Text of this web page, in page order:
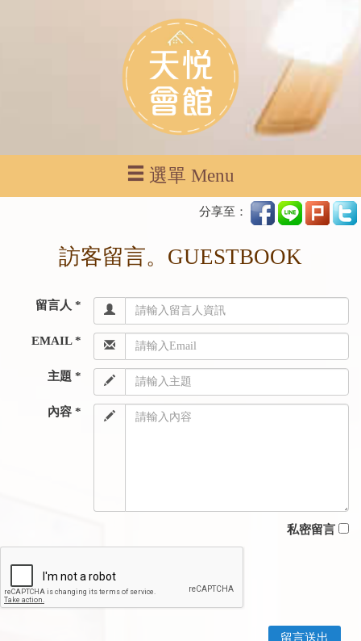
選單 Menu
分享至：
訪客留言。GUESTBOOK
留言人 *
EMAIL *
主題 *
內容 *
私密留言